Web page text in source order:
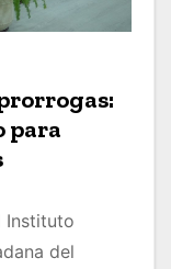
para
Instituto
del